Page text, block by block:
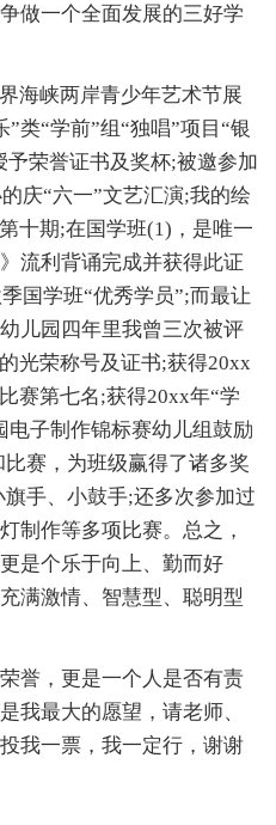
做一个全面发展的三好学
海峡两岸青少年艺术节展
类“学前”组“独唱”项目“银
予荣誉证书及奖杯;被邀参加
庆“六一”文艺汇演;我的绘
十期;在国学班(1)，是唯一
流利背诵完成并获得此证
国学班“优秀学员”;而最让
儿园四年里我曾三次被评
光荣称号及证书;获得20xx
赛第七名;获得20xx年“学
电子制作锦标赛幼儿组鼓励
赛，为班级赢得了诸多奖
手、小鼓手;还多次参加过
制作等多项比赛。总之，
是个乐于向上、勤而好
满激情、智慧型、聪明型
誉，更是一个人是否有责
我最大的愿望，请老师、
我一票，我一定行，谢谢